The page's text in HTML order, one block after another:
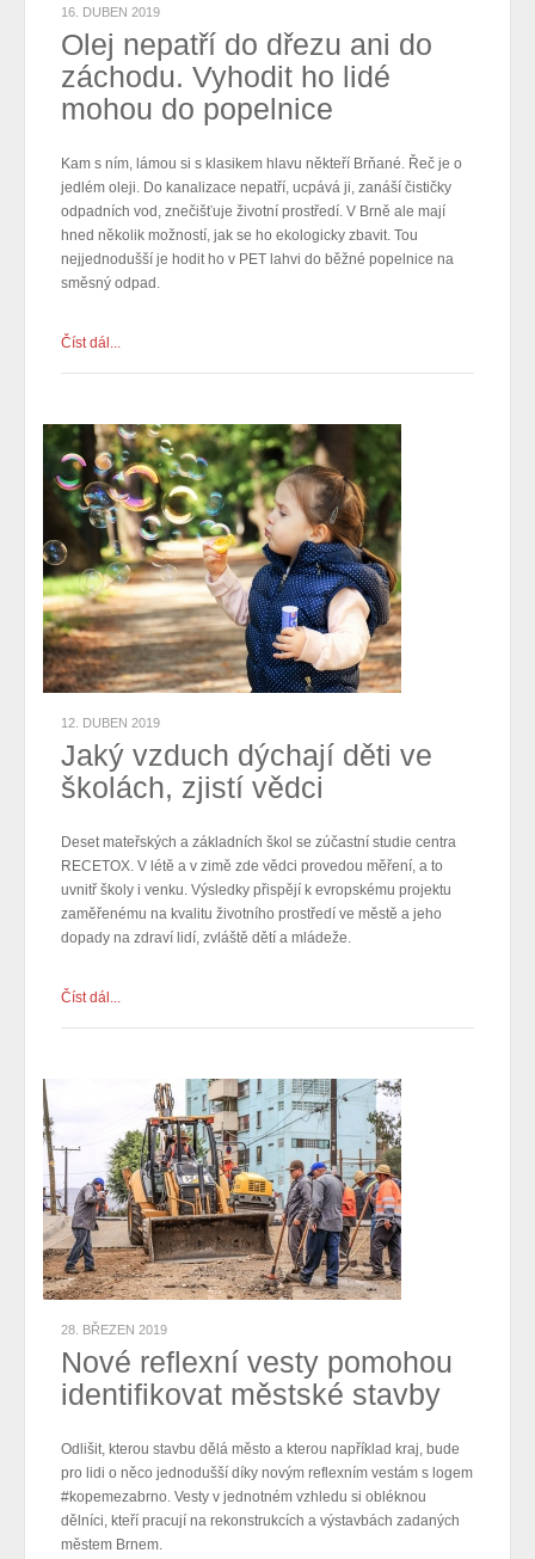
16. DUBEN 2019
Olej nepatří do dřezu ani do
záchodu. Vyhodit ho lidé
mohou do popelnice
Kam s ním, lámou si s klasikem hlavu někteří Brňané. Řeč je o
jedlém oleji. Do kanalizace nepatří, ucpává ji, zanáší čističky
odpadních vod, znečišťuje životní prostředí. V Brně ale mají
hned několik možností, jak se ho ekologicky zbavit. Tou
nejjednodušší je hodit ho v PET lahvi do běžné popelnice na
směsný odpad.
Číst dál...
12. DUBEN 2019
Jaký vzduch dýchají děti ve
školách, zjistí vědci
Deset mateřských a základních škol se zúčastní studie centra
RECETOX. V létě a v zimě zde vědci provedou měření, a to
uvnitř školy i venku. Výsledky přispějí k evropskému projektu
zaměřenému na kvalitu životního prostředí ve městě a jeho
dopady na zdraví lidí, zvláště dětí a mládeže.
Číst dál...
28. BŘEZEN 2019
Nové reflexní vesty pomohou
identifikovat městské stavby
Odlišit, kterou stavbu dělá město a kterou například kraj, bude
pro lidi o něco jednodušší díky novým reflexním vestám s logem
#kopemezabrno. Vesty v jednotném vzhledu si obléknou
dělníci, kteří pracují na rekonstrukcích a výstavbách zadaných
městem Brnem.